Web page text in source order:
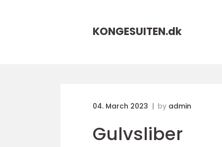
KONGESUITEN.dk
04. March 2023 by admin
Gulvsliber